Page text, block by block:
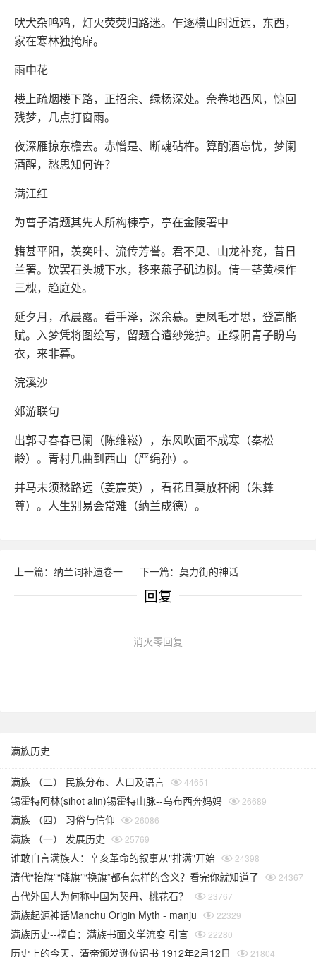
吠犬杂鸣鸡，灯火荧荧归路迷。乍逐横山时近远，东西，
家在寒林独掩扉。
雨中花
楼上疏烟楼下路，正招余、绿杨深处。奈卷地西风，惊回
残梦，几点打窗雨。
夜深雁掠东檐去。赤憎是、断魂砧杵。算酌酒忘忧，梦阑
酒醒，愁思知何许？
满江红
为曹子清题其先人所构楝亭，亭在金陵署中
籍甚平阳，羡奕叶、流传芳誉。君不见、山龙补兖，昔日
兰署。饮罢石头城下水，移来燕子矶边树。倩一茎黄楝作
三槐，趋庭处。
延夕月，承晨露。看手泽，深余慕。更凤毛才思，登高能
赋。入梦凭将图绘写，留题合遣纱笼护。正绿阴青子盼乌
衣，来非暮。
浣溪沙
郊游联句
出郭寻春春已阑（陈维崧），东风吹面不成寒（秦松
龄）。青村几曲到西山（严绳孙）。
并马未须愁路远（姜宸英），看花且莫放杯闲（朱彝
尊）。人生别易会常难（纳兰成德）。
上一篇：纳兰词补遗卷一 下一篇：莫力街的神话
回复
消灭零回复
满族历史
满族 （二） 民族分布、人口及语言 44651
锡霍特阿林(sihot alin)锡霍特山脉--乌布西奔妈妈 26689
满族 （四） 习俗与信仰 26086
满族 （一） 发展历史 25769
谁敢自言满族人：辛亥革命的叙事从"排满"开始 24398
清代“抬旗”“降旗”“换旗”都有怎样的含义？看完你就知道了 24367
古代外国人为何称中国为契丹、桃花石？ 23767
满族起源神话Manchu Origin Myth - manju 22329
满族历史--摘自：满族书面文学流变 引言 22280
历史上的今天，清帝颁发逊位诏书 1912年2月12日 21804